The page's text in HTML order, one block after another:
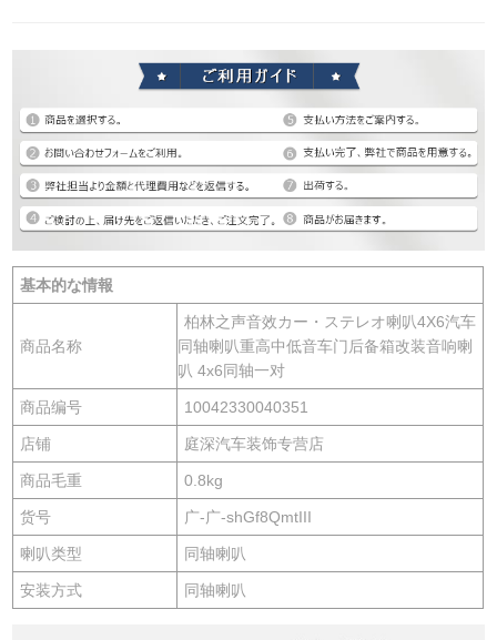
基本的な情報
商品名称
柏林之声音效カー・ステレオ喇叭4X6汽车
同轴喇叭重高中低音车门后备箱改装音响喇
叭 4x6同轴一对
商品编号 10042330040351
店铺 庭深汽车装饰专营店
商品毛重 0.8kg
货号 广-广-shGf8QmtIII
喇叭类型 同轴喇叭
安装方式 同轴喇叭